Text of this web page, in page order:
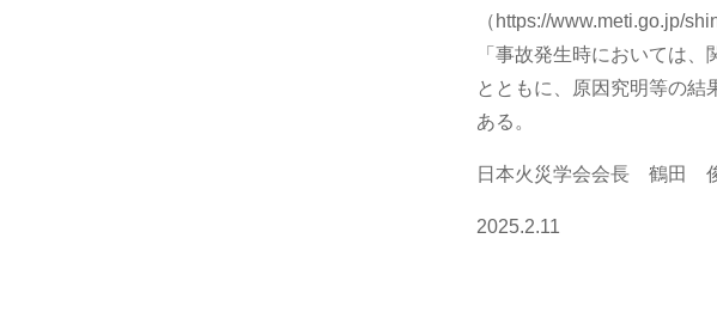
（https://www.meti.go.jp/
「事故発生時においては
とともに、原因究明等の
ある。
日本火災学会会長 鶴田
2025.2.11